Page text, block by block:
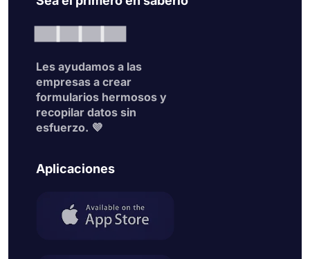
Les ayudamos a las
empresas a crear
formularios hermosos y
recopilar datos sin
esfuerzo. 💜
Aplicaciones